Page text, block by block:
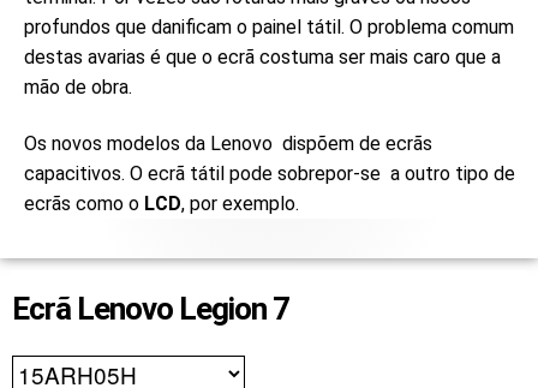
profundos que danificam o painel tátil. O problema comum
destas avarias é que o ecrã costuma ser mais caro que a
mão de obra.
Os novos modelos da Lenovo dispõem de ecrãs
capacitivos. O ecrã tátil pode sobrepor-se a outro tipo de
ecrãs como o LCD, por exemplo.
Ecrã Lenovo Legion 7